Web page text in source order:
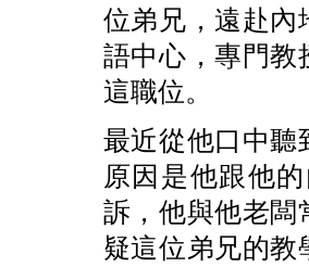
位弟兄，遠赴內
語中心，專門教
這職位。
最近從他口中聽
原因是他跟他
訴，他與他老闆
疑這位弟兄的教